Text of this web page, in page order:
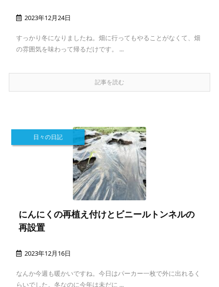
2023年12月24日
すっかり冬になりましたね。畑に行ってもやることがなくて、畑
の雰囲気を味わって帰るだけです。 ...
記事を読む
にんにくの再植え付けとビニールトンネルの
再設置
2023年12月16日
日々の日記
なんか今週も暖かいですね。今日はパーカー一枚で外に出れるく
らいでした。冬なのに今年は未だに ...